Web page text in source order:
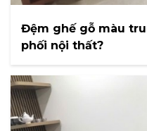
Đệm ghế gỗ màu
phối nội thất?